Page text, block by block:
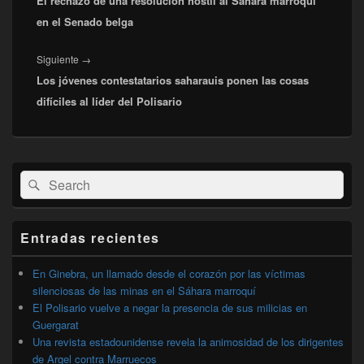
en el Senado belga
Siguiente →
siguiente:
Los jóvenes contestatarios saharauis ponen las cosas
difíciles al líder del Polisario
El
área
de
widget
lateral
primaria
Buscar
por:
Buscar
Entradas recientes
En Ginebra, un llamado desde el corazón por las víctimas
silenciosas de las minas en el Sáhara marroquí
El Polisario vuelve a negar la presencia de sus milicias en
Guergarat
Una revista estadounidense revela la animosidad de los dirigentes
de Argel contra Marruecos